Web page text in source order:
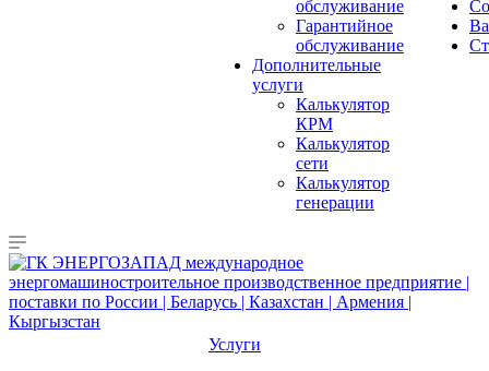
обслуживание
Гарантийное
обслуживание
Дополнительные
услуги
Калькулятор
КРМ
Калькулятор
сети
Калькулятор
генерации
Услуги